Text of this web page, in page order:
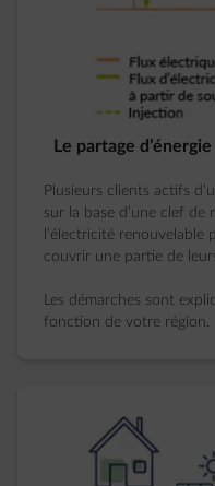
Le partage
Plusieurs clients actifs
sur la base d’une clef
l’électricité
couvrir une partie de
Les démarches sont
fonction de votre région.